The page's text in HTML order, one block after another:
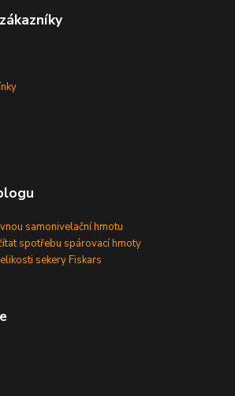
samonivelační hmotu
spotřebu spárovací hmoty
sekery Fiskars